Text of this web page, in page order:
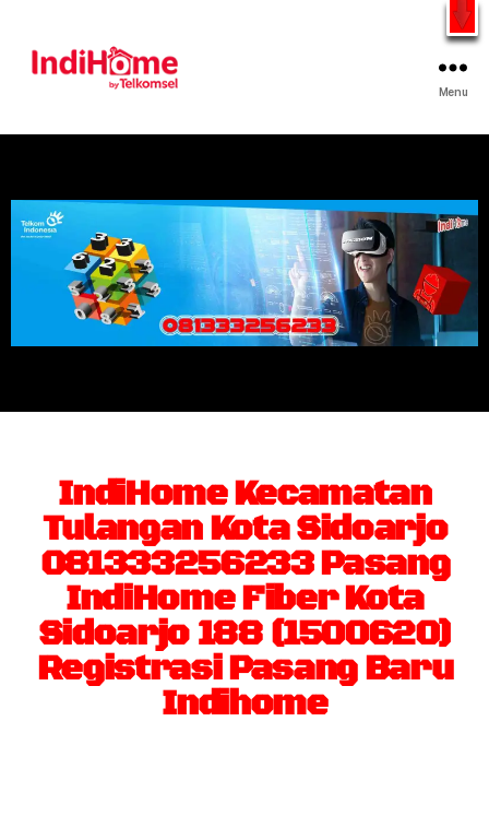
Gratis Pasang Dengan Bayar PDD2 | WiFi 200Rb an By
Menu
IndiHome Kecamatan
Tulangan Kota Sidoarjo
081333256233 Pasang
IndiHome Fiber Kota
Sidoarjo 188 (1500620)
Registrasi Pasang Baru
Indihome